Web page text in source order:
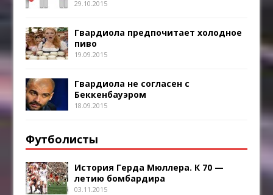
29.10.2015
Гвардиола предпочитает холодное
пиво
19.09.2015
Гвардиола не согласен с
Беккенбауэром
18.09.2015
Футболисты
История Герда Мюллера. К 70 —
летию бомбардира
03.11.2015